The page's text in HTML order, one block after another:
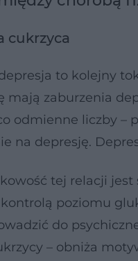
cukrzyca
to kolejny
mają zaburzenia
odmienne liczby –
na depresję.
tej relacji jest
poziomu
do
– obniża